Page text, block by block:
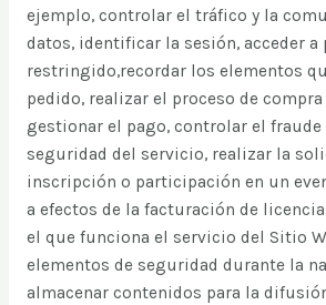
ejemplo, controlar el tráfico y la
datos, identificar la sesión, acceder a
restringido,recordar los elementos
pedido, realizar el proceso de
gestionar el pago, controlar el
seguridad del servicio, realizar la
inscripción o participación en un
a efectos de la facturación de
el que funciona el servicio del Sitio
elementos de seguridad durante la
almacenar contenidos para la